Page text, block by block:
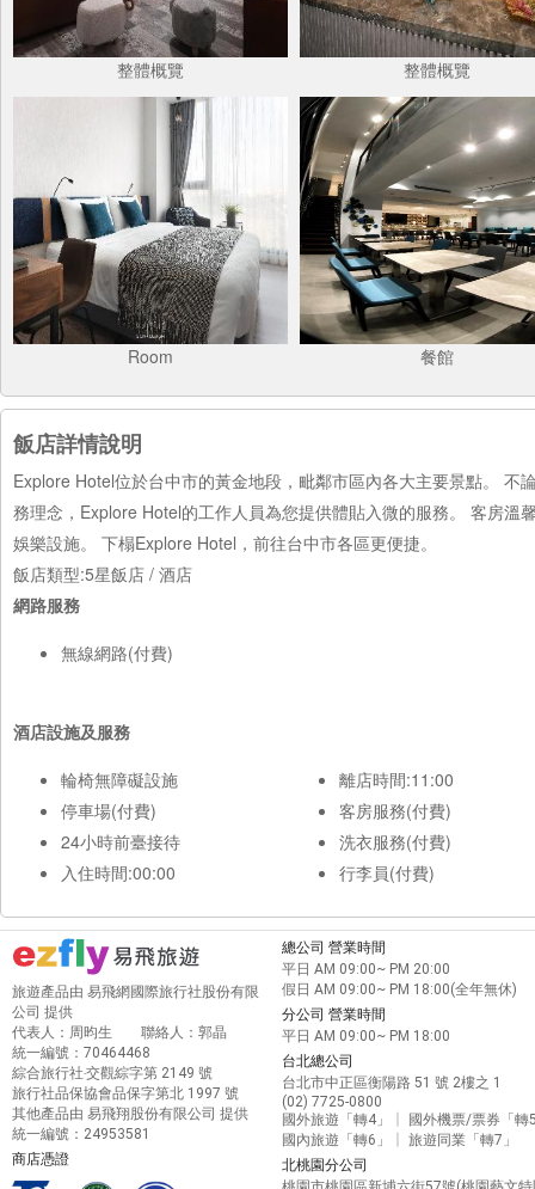
整體概覽 整體概覽
Room 餐館
飯店詳情說明
Explore Hotel位於台中市的黃金地段，毗鄰市區內各大主要景點。
務理念，Explore Hotel的工作人員為您提供體貼入微的服務。 客房
娛樂設施。 下榻Explore Hotel，前往台中市各區更便捷。
飯店類型:5星飯店 / 酒店
網路服務
無線網路(付費)
酒店設施及服務
輪椅無障礙設施
停車場(付費)
24小時前臺接待
入住時間:00:00
離店時間:11:00
客房服務(付費)
洗衣服務(付費)
行李員(付費)